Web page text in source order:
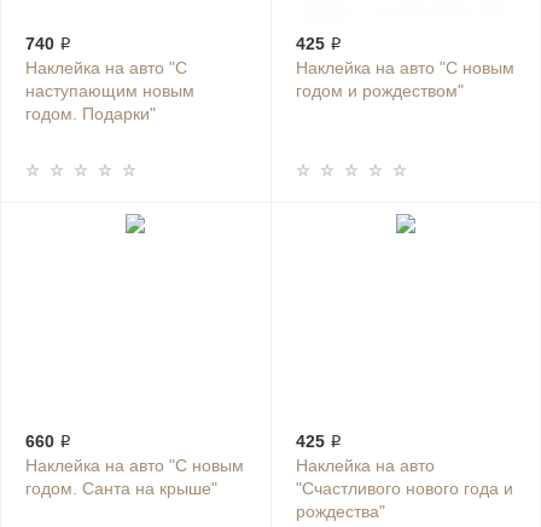
740 ₽
Наклейка на авто "С
наступающим новым
годом. Подарки"
425 ₽
Наклейка на авто "С новым
годом и рождеством"
660 ₽
Наклейка на авто "С новым
годом. Санта на крыше"
425 ₽
Наклейка на авто
"Счастливого нового года и
рождества"